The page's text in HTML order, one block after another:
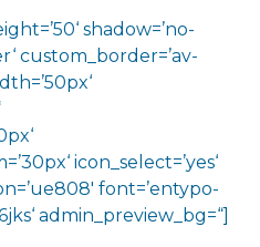
shadow=’no-
custom_border=’av-
icon_select=’yes‘
font=’entypo-
admin_preview_bg=“]